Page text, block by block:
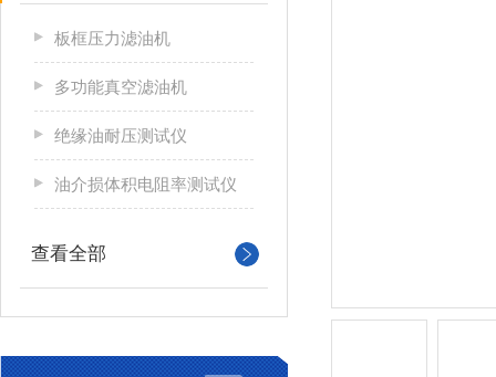
板框压力滤油机
多功能真空滤油机
绝缘油耐压测试仪
油介损体积电阻率测试仪
查看全部